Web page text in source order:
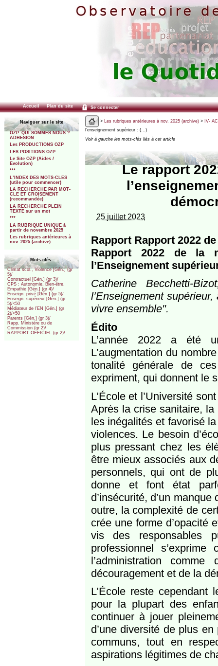
Accueil Plan du site Se connecter
Naviguer sur le site
OZP. QUI SOMMES NOUS ?
ADHESION
Les PRODUCTIONS OZP
LES POSITIONS OZP
Le Site OZP (Aides /
Evolution)
***
L’INDEX DES MOTS-CLES
(utile pour commencer)
LA RECHERCHE PAR MOT-
CLE ET CROISEMENT
(recommandée)
LA RECHERCHE PLEIN
TEXTE sur un mot
***
LA RUBRIQUE UNIQUE à
partir de novembre 2025
Les rubriques antérieures à
nov. 2025 (archive)
Mots-clés
Climat scol., Violence [Gén.] (gr
5)/
Contractuel [Gén.] (gr 3)/
CPS : Autonomie, Bien-être,
Empathie [Gén.] (gr 4)/
Enseign. privé [Gén.] (gr 5)/
Enseign. supérieur [Gén.] (gr
5)/<50
Médiateur de l’EN [Gén.] (gr
2)/<50
Parents [Gén.] (gr 3)/
Rapp. Ministère ou de
Commission (gr 2)/
RAPPORT OFFICIEL (gr 2)/
> Les rubriques antérieures à nov. 2025 (archive)> IV-
l’enseignement supérieur : (…)
Voir à gauche les mots-clés liés à cet article
Le rapport
25 juillet 2023
Rapport Rapport 2022
Rapport 2022 de la
l’Enseignement
Catherine Becchetti-
l’Enseignement
vivre ensemble".
Édito
L’année 2022 a été
L’augmentation du
tonalité générale de
expriment, qui donnent le
L’École et l’Université
Après la crise sanitaire,
les inégalités et favorisé
violences. Le besoin
plus pressant chez les
être mieux associés aux
personnels, qui ont de
donne et font état
d’insécurité, d’un
outre, la complexité de
crée une forme d’opacité
vis des responsables
professionnel
l’administration
découragement et de la
L’École reste
pour la plupart des
continuer à jouer
d’une diversité de plus
communs, tout en
aspirations légitimes de